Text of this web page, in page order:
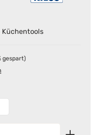
Küchentools
gespart)
Weiß
Wert ein